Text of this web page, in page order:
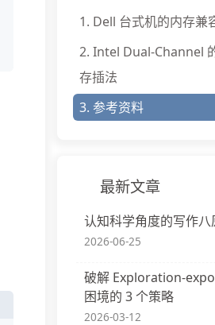
1. Dell 台式机的内存兼
2. Intel Dual-Channel
存插法
3. 参考资料
最新文章
认知科学角度的写作八
2026-06-25
破解 Exploration-
困境的 3 个策略
2026-03-12